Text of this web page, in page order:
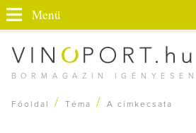
BORMAGAZIN IGÉNYESEN
Menü
Főoldal / Téma / A címkecsata